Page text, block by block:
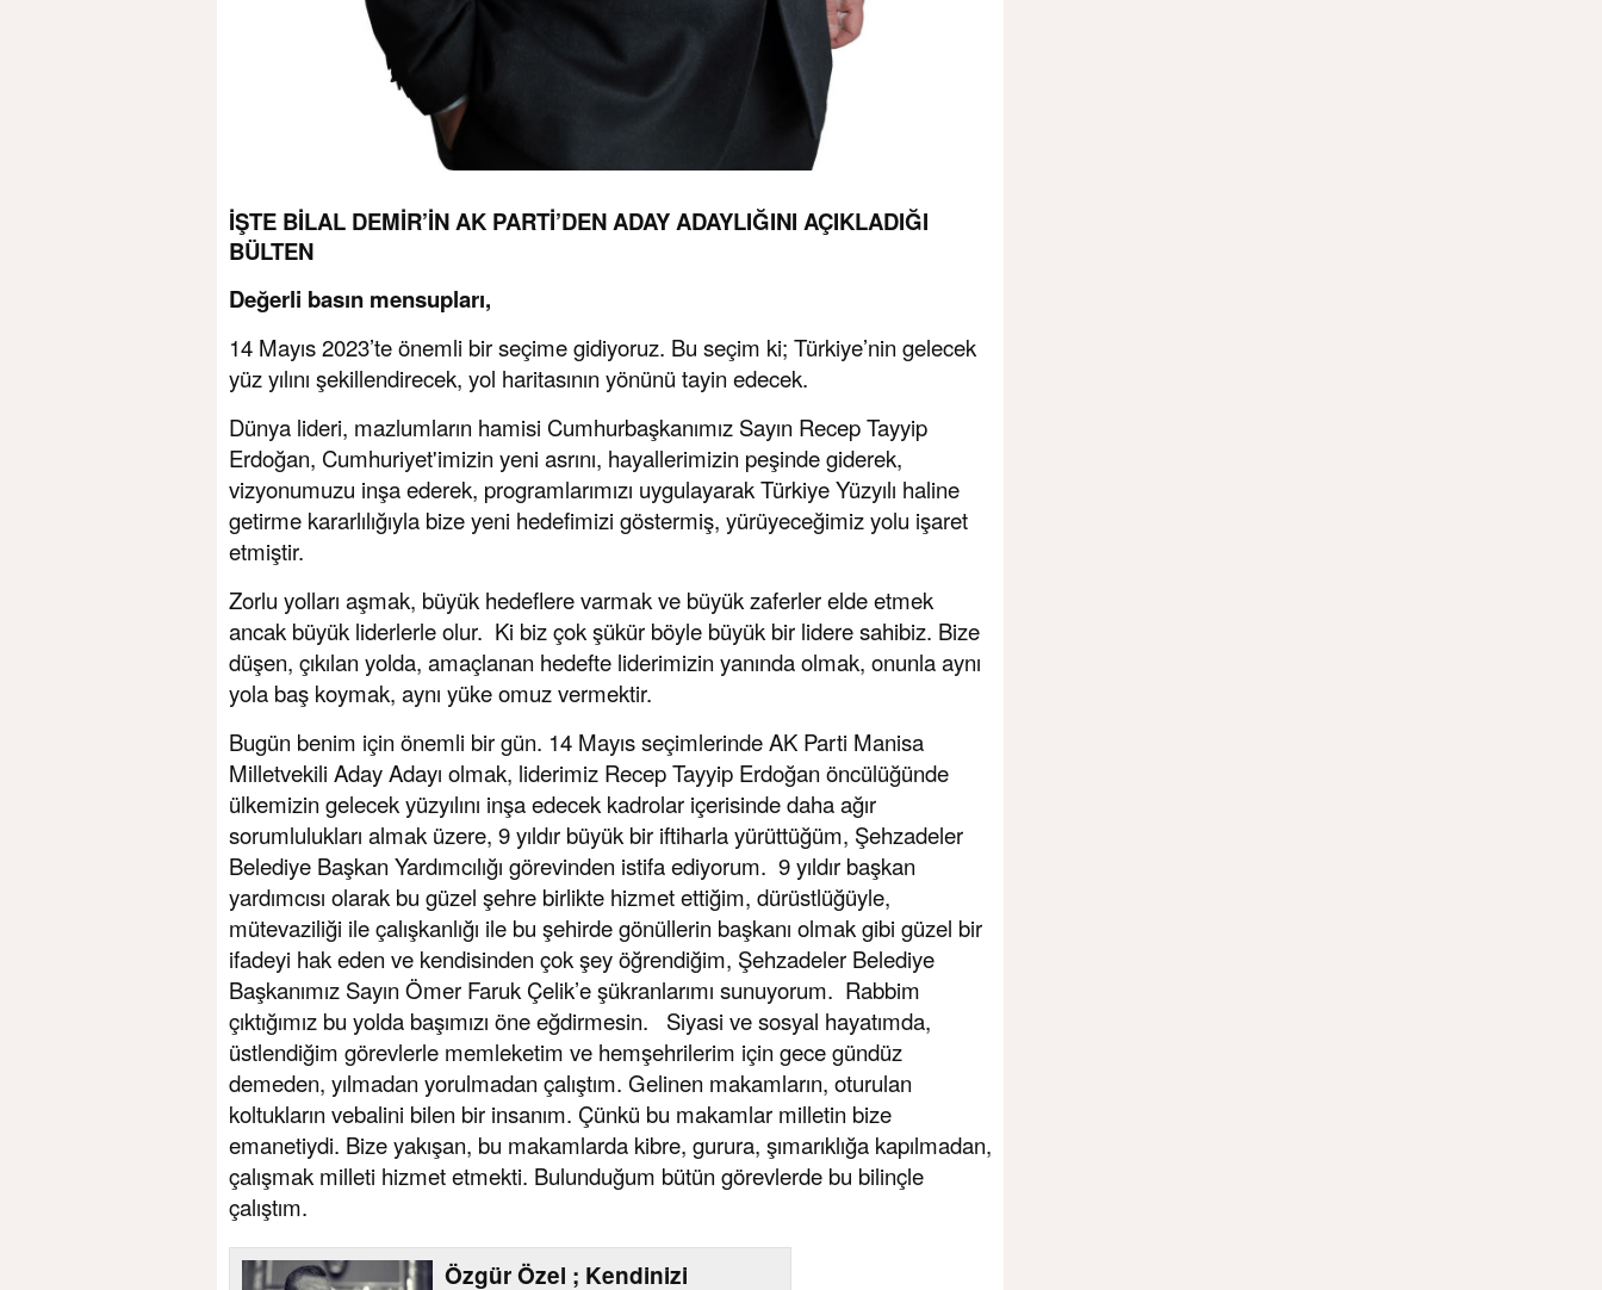
İŞTE BİLAL DEMİR’İN AK PARTİ’DEN ADAY ADAYLIĞINI AÇIKLADIĞI
BÜLTEN
Değerli basın mensupları,
14 Mayıs 2023’te önemli bir seçime gidiyoruz. Bu seçim ki; Türkiye’nin gelecek
yüz yılını şekillendirecek, yol haritasının yönünü tayin edecek.
Dünya lideri, mazlumların hamisi Cumhurbaşkanımız Sayın Recep Tayyip
Erdoğan, Cumhuriyet'imizin yeni asrını, hayallerimizin peşinde giderek,
vizyonumuzu inşa ederek, programlarımızı uygulayarak Türkiye Yüzyılı haline
getirme kararlılığıyla bize yeni hedefimizi göstermiş, yürüyeceğimiz yolu işaret
etmiştir.
Zorlu yolları aşmak, büyük hedeflere varmak ve büyük zaferler elde etmek
ancak büyük liderlerle olur. Ki biz çok şükür böyle büyük bir lidere sahibiz. Bize
düşen, çıkılan yolda, amaçlanan hedefte liderimizin yanında olmak, onunla aynı
yola baş koymak, aynı yüke omuz vermektir.
Bugün benim için önemli bir gün. 14 Mayıs seçimlerinde AK Parti Manisa
Milletvekili Aday Adayı olmak, liderimiz Recep Tayyip Erdoğan öncülüğünde
ülkemizin gelecek yüzyılını inşa edecek kadrolar içerisinde daha ağır
sorumlulukları almak üzere, 9 yıldır büyük bir iftiharla yürüttüğüm, Şehzadeler
Belediye Başkan Yardımcılığı görevinden istifa ediyorum. 9 yıldır başkan
yardımcısı olarak bu güzel şehre birlikte hizmet ettiğim, dürüstlüğüyle,
mütevaziliği ile çalışkanlığı ile bu şehirde gönüllerin başkanı olmak gibi güzel bir
ifadeyi hak eden ve kendisinden çok şey öğrendiğim, Şehzadeler Belediye
Başkanımız Sayın Ömer Faruk Çelik’e şükranlarımı sunuyorum. Rabbim
çıktığımız bu yolda başımızı öne eğdirmesin. Siyasi ve sosyal hayatımda,
üstlendiğim görevlerle memleketim ve hemşehrilerim için gece gündüz
demeden, yılmadan yorulmadan çalıştım. Gelinen makamların, oturulan
koltukların vebalini bilen bir insanım. Çünkü bu makamlar milletin bize
emanetiydi. Bize yakışan, bu makamlarda kibre, gurura, şımarıklığa kapılmadan,
çalışmak milleti hizmet etmekti. Bulunduğum bütün görevlerde bu bilinçle
çalıştım.
Özgür Özel ; Kendinizi